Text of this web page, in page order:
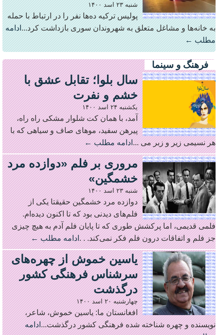
شنبه ۲۳ اسد ۱۴۰۰
پولیس ترکیه ده‌ها نفر را در ارتباط با حمله
به خانه‌ها و مشاغل متعلق به شهروندان سوری بازداشت کرد...ادامه
مطلب ←
فرهنگ و سینما
سال بلوا؛ تقابل عشق با
خشم و نفرت
یکشنبه ۲۴ اسد ۱۴۰۰
آمد، با همان کت شلوار مشکی راه راه،
پیرهن سفید، موهای صاف و سیاهی که با
هر نسیمی زیر و زبر می ...ادامه مطلب ←
مروری بر فلم «دوازده مرد
خشمگین»
شنبه ۲۳ اسد ۱۴۰۰
دوازده مرد خشمگین حقیقتا یکی از
فلم‌های دیدنی بود که تا اکنون دیده‌ام.
فلمی قدیمی، اما پرکشش طوری که تا پایان فلم آدم به هیچ چیزی
جز فلم و اتفاقات درون فلم فکر نمی‌کند. . .ادامه مطلب ←
یاسین خموش از چهره‌های
سرشناس فرهنگی کشور
درگذشت
چهارشنبه ۲۰ اسد ۱۴۰۰
افغانستان ما: یاسین خموش، شاعر،
نویسنده و چهره شناخته شده فرهنگی کشور درگذشت...ادامه